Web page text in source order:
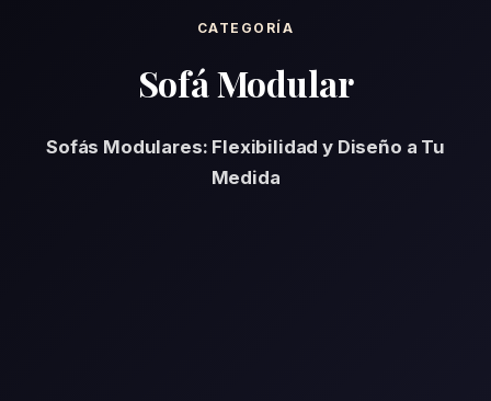
CATEGORÍA
Sofá Modular
Sofás Modulares: Flexibilidad y Diseño a Tu
Medida